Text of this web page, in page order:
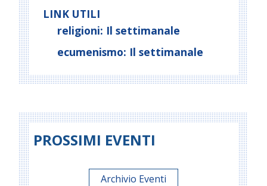
LINK UTILI
religioni: Il settimanale
ecumenismo: Il settimanale
PROSSIMI EVENTI
Archivio Eventi